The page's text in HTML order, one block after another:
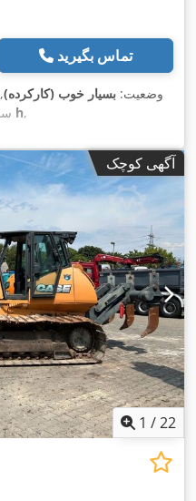
تماس بگیرید
وضعیت: بسیار خوب (کارکرده)
۱۱٬۵۰۰ h,
آگهی کوچک
1 /22